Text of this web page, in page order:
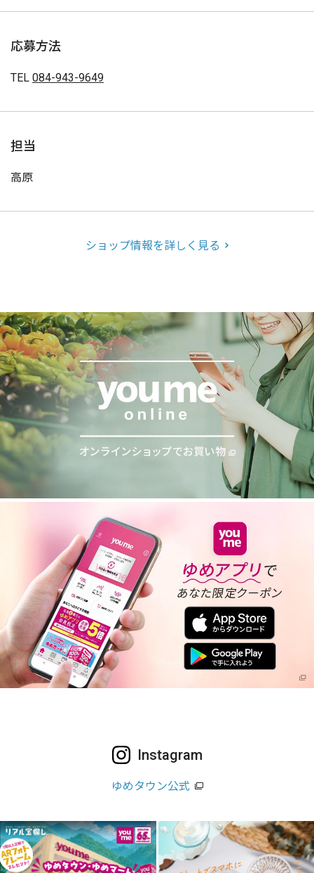
応募方法
TEL 084-943-9649
担当
高原
ショップ情報を詳しく見る
Instagram
ゆめタウン公式